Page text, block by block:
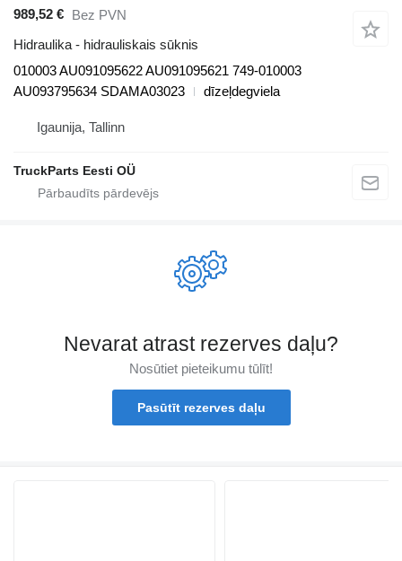
989,52 € Bez PVN
Hidraulika - hidrauliskais sūknis
010003 AU091095622 AU091095621 749-010003
AU093795634 SDAMA03023
dīzeļdegviela
Igaunija, Tallinn
TruckParts Eesti OÜ
Nevarat atrast rezerves daļu?
Nosūtiet pieteikumu tūlīt!
Pasūtīt rezerves daļu